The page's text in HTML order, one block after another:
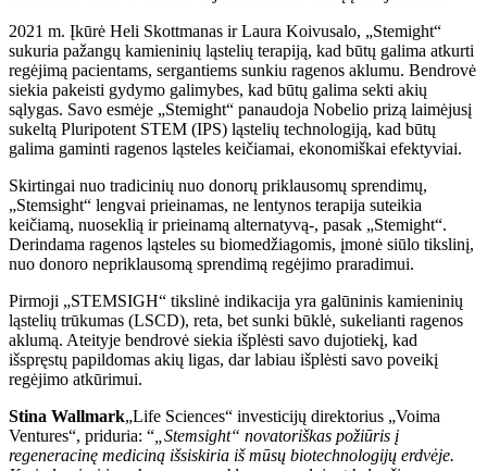
2021 m. Įkūrė Heli Skottmanas ir Laura Koivusalo, „Stemight“
sukuria pažangų kamieninių ląstelių terapiją, kad būtų galima atkurti
regėjimą pacientams, sergantiems sunkiu ragenos aklumu. Bendrovė
siekia pakeisti gydymo galimybes, kad būtų galima sekti akių
sąlygas. Savo esmėje „Stemight“ panaudoja Nobelio prizą laimėjusį
sukeltą Pluripotent STEM (IPS) ląstelių technologiją, kad būtų
galima gaminti ragenos ląsteles keičiamai, ekonomiškai efektyviai.
Skirtingai nuo tradicinių nuo donorų priklausomų sprendimų,
„Stemsight“ lengvai prieinamas, ne lentynos terapija suteikia
keičiamą, nuoseklią ir prieinamą alternatyvą-, pasak „Stemight“.
Derindama ragenos ląsteles su biomedžiagomis, įmonė siūlo tikslinį,
nuo donoro nepriklausomą sprendimą regėjimo praradimui.
Pirmoji „STEMSIGH“ tikslinė indikacija yra galūninis kamieninių
ląstelių trūkumas (LSCD), reta, bet sunki būklė, sukelianti ragenos
aklumą. Ateityje bendrovė siekia išplėsti savo dujotiekį, kad
išspręstų papildomas akių ligas, dar labiau išplėsti savo poveikį
regėjimo atkūrimui.
Stina Wallmark„Life Sciences“ investicijų direktorius „Voima
Ventures“, priduria: “ „Stemsight“ novatoriškas požiūris į
regeneracinę mediciną išsiskiria iš mūsų biotechnologijų erdvėje.